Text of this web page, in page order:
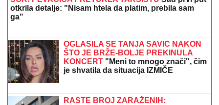
udario u bicikl, stradao muškarac
Upozorenje RHMZ-a! Kreću pljuskovi
sa grmljavinom - U ovom delu Srbije
već tuče grad (VIDEO)